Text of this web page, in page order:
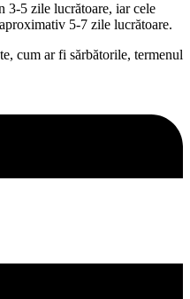
3-5 zile lucrătoare, iar cele
5-7 zile lucrătoare.
cum ar fi sărbătorile, termenul